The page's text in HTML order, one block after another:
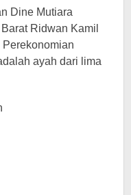
Dine Mutiara
Ridwan Kamil
ayah dari lima